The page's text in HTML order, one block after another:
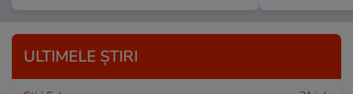
ULTIMELE ȘTIRI